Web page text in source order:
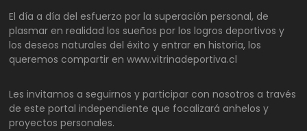
El día a día del esfuerzo por la superación personal, de
plasmar en realidad los sueños por los logros deportivos y
los deseos naturales del éxito y entrar en historia, los
queremos compartir en www.vitrinadeportiva.cl
Les invitamos a seguirnos y participar con nosotros a través
de este portal independiente que focalizará anhelos y
proyectos personales.